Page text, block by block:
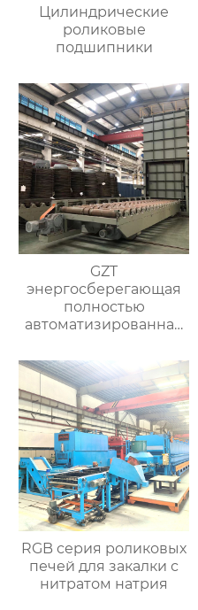
Цилиндрические
роликовые
подшипники
GZT
энергосберегающая
полностью
автоматизированная
контролируемой
атмосферой
RGB серия роликовых
печей для закалки с
нитратом натрия